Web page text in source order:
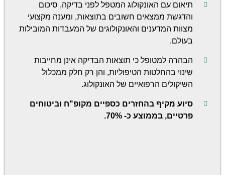
תיאום עם האונקולוג המטפל לפני בדיקה, סיכום
והדגשת ממצאים חשובים בתוצאות, ומענה מקצועי
מצוות המדענים והאונקולוגים של המעבדות המובילות
בעולם.
הבהרה למטופל כי תוצאות הבדיקה אינן מחייבות
שינוי בהחלטות הטיפוליות, והן רק חלק ממכלול
השיקולים הרפואיים של האונקולוג.
סיוע מקיף בהחזרים כספיים מקופ"ח וביטוחים
פרטיים, בממוצע כ- 70%.